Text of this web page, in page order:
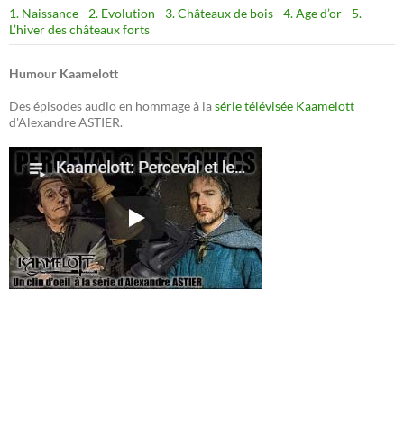
1. Naissance- 2. Evolution - 3. Châteaux de bois- 4. Age d’or- 5.
L’hiver des châteaux forts
Humour Kaamelott
Des épisodes audio en hommage à lasérie télévisée Kaamelott
d'Alexandre ASTIER.